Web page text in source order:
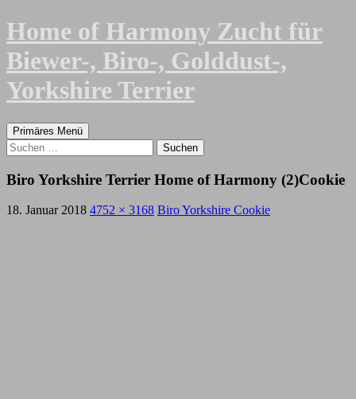
Zum
Inhalt
springen
Home of Harmony Zucht für
Biewer-, Biro-, Golddust-,
Yorkshire Terrier
Suchen
Primäres Menü
Suchen
nach:
Biro Yorkshire Terrier Home of Harmony (2)Cookie
18. Januar 2018 4752 × 3168 Biro Yorkshire Cookie